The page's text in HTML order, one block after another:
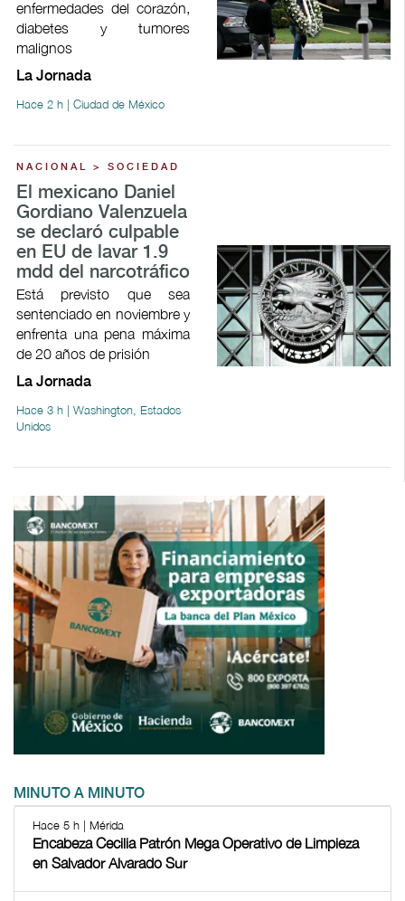
enfermedades del corazón,
diabetes y tumores
malignos
La Jornada
Hace 2 h | Ciudad de México
NACIONAL > SOCIEDAD
El mexicano Daniel
Gordiano Valenzuela
se declaró culpable
en EU de lavar 1.9
mdd del narcotráfico
Está previsto que sea
sentenciado en noviembre y
enfrenta una pena máxima
de 20 años de prisión
La Jornada
Hace 3 h | Washington, Estados
Unidos
MINUTO A MINUTO
Hace 5 h | Mérida
Encabeza Cecilia Patrón Mega Operativo de Limpieza
en Salvador Alvarado Sur